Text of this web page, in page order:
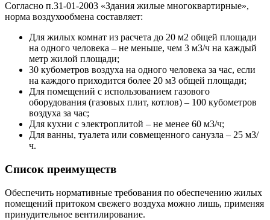
Согласно п.31-01-2003 «Здания жилые многоквартирные»,
норма воздухообмена составляет:
Для жилых комнат из расчета до 20 м2 общей площади
на одного человека – не меньше, чем 3 м3/ч на каждый
метр жилой площади;
30 кубометров воздуха на одного человека за час, если
на каждого приходится более 20 м3 общей площади;
Для помещений с использованием газового
оборудования (газовых плит, котлов) – 100 кубометров
воздуха за час;
Для кухни с электроплитой – не менее 60 м3/ч;
Для ванны, туалета или совмещенного санузла – 25 м3/
ч.
Список преимуществ
Обеспечить нормативные требования по обеспечению жилых
помещений притоком свежего воздуха можно лишь, применяя
принудительное вентилирование.